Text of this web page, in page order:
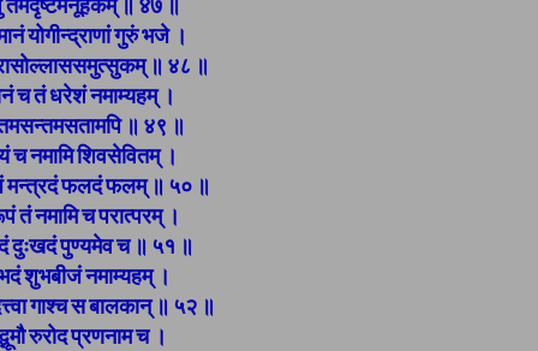
योगीन्द्राणां गुरुं भजे ।
॥ ४८ ॥
च तं धरेशं नमाम्यहम् ।
॥ ४९ ॥
च नमामि शिवसेवितम् ।
मन्त्रदं फलदं फलम् ॥ ५० ॥
तं नमामि च परात्परम् ।
पुण्यमेव च ॥ ५१ ॥
शुभबीजं नमाम्यहम् ।
गाश्च स बालकान् ॥ ५२ ॥
रुरोद प्रणनाम च ।